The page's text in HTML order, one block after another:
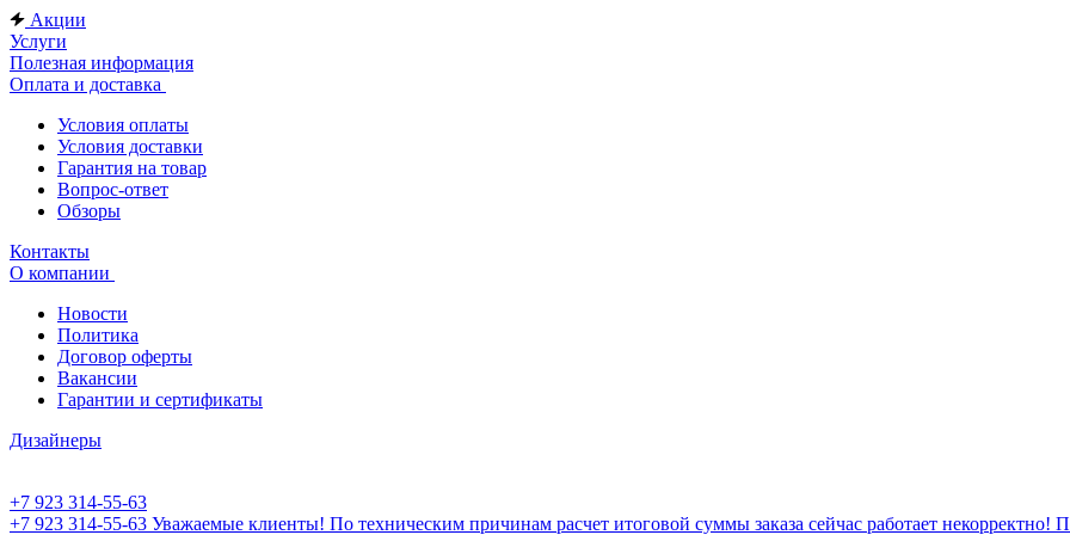
Акции
Услуги
Полезная информация
Оплата и доставка
Условия оплаты
Условия доставки
Гарантия на товар
Вопрос-ответ
Обзоры
Контакты
О компании
Новости
Политика
Договор оферты
Вакансии
Гарантии и сертификаты
Дизайнеры
+7 923 314-55-63
+7 923 314-55-63 Уважаемые клиенты! По техническим причинам расчет итоговой суммы заказа сейчас работает